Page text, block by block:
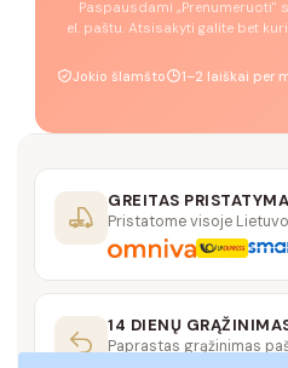
Paspausdami „Prenumeruoti"
el. paštu. Atsisakyti galite bet
Jokio šlamšto 1–2 laiškai per
GREITAS
Pristatome visoje
14 DIENŲ
Paprastas grąžinimas